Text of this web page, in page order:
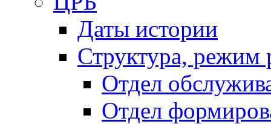
Даты истории
Структура, режим
Отдел
Отдел